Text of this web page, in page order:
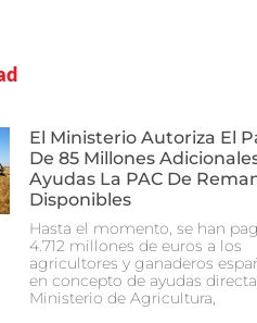
El Ministerio Autoriza El
De 85 Millones
Ayudas La PAC De
Disponibles
Hasta el momento, se han
4.712 millones de euros a los
agricultores y ganaderos
en concepto de ayudas
Ministerio de Agricultura,